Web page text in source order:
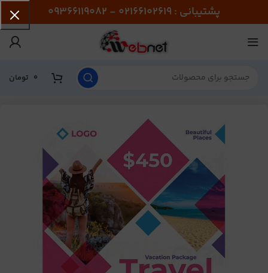
پشتیبانی : 02166102619 - 09366119082
0 تومان